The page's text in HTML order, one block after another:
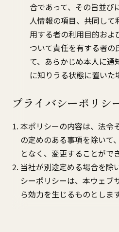
合であって、その旨並び
人情報の項目、共同し
用する者の利用目的お
ついて責任を有する者の
て、あらかじめ本人に通
に知りうる状態に置いた
プライバシーポリシ
本ポリシーの内容は、法令
の定めのある事項を除いて
となく、変更することがで
当社が別途定める場合を除
シーポリシーは、本ウェブ
ら効力を生じるものとします